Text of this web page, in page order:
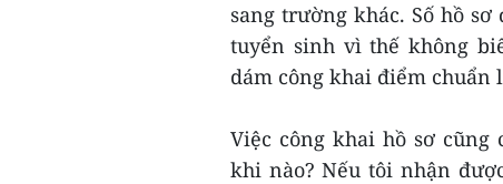
sang trường khác. Số hồ
tuyển sinh vì thế không
dám công khai điểm chuẩn
Việc công khai hồ sơ
khi nào? Nếu tôi nhận